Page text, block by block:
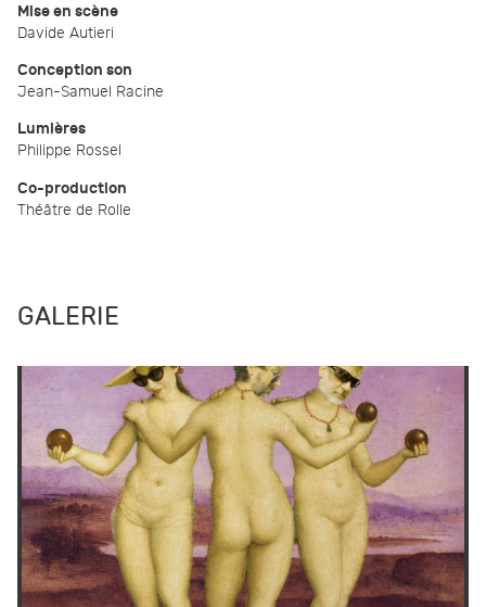
Mise en scène
Davide Autieri
Conception son
Jean-Samuel Racine
Lumières
Philippe Rossel
Co-production
Théâtre de Rolle
GALERIE